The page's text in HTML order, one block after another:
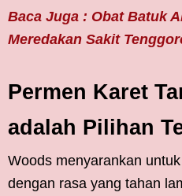
Baca Juga : Obat Batuk
Meredakan Sakit
Permen Karet
adalah Pilihan
Woods menyarankan
dengan rasa yang tahan